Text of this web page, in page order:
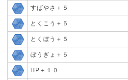
すばやさ＋５
とくこう＋５
とくぼう＋５
ぼうぎょ＋５
HP＋１０